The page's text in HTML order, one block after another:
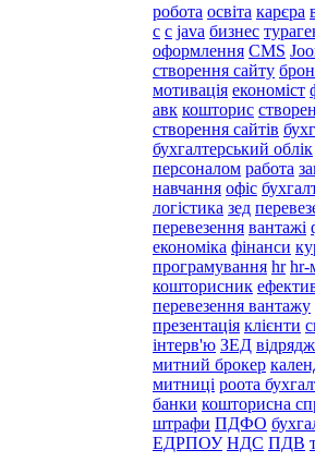
робота освіта карєра
c с java бизнес
оформлення CMS
створення сайту
мотивація економіст
авк кошторис
створення сайтів
бухгалтерський облік
персоналом работа
навчання офіс
логістика зед
перевезення вантажі
економіка фінанси
програмування hr hr-
кошторисник
перевезення вантажу
презентація клієнти
інтерв'ю ЗЕД
митний брокер
митниці роота
банки кошторисна
штрафи ПДФО
ЕДРПОУ НДС ПДВ